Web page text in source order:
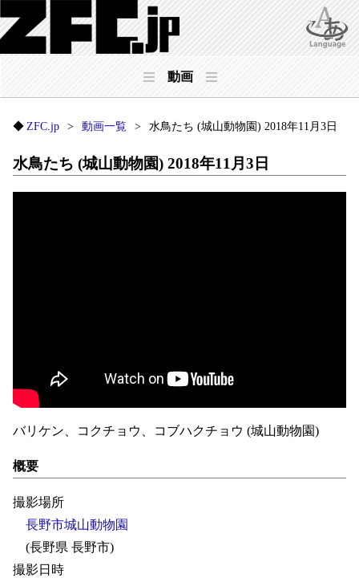
動画
ZFC.jp 動画一覧 水鳥たち (城山動物園) 2018年11月3日
水鳥たち (城山動物園) 2018年11月3日
バリケン、コクチョウ、コブハクチョウ (城山動物園)
概要
撮影場所
長野市城山動物園
(長野県 長野市)
撮影日時